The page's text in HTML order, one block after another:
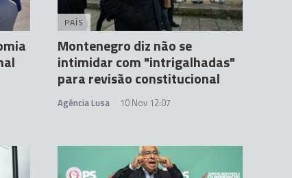
PAÍS
Montenegro diz não se
intimidar com "intrigalhadas"
para revisão constitucional
Agência Lusa 10 Nov 12:07